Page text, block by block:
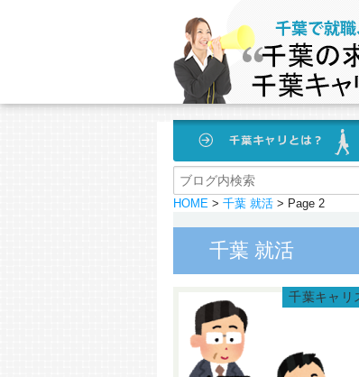
HOME > 千葉 就活 > Page 2
千葉 就活
千葉キャリ